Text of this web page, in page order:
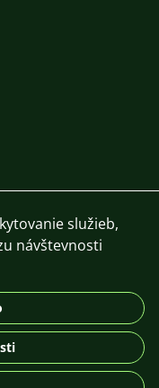
DE
© 2026 For Aquarist
služieb,
návštevnosti